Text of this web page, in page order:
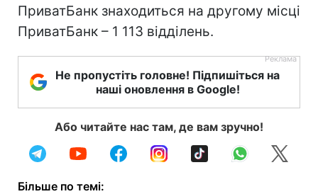
ПриватБанк знаходиться на другому місці
ПриватБанк – 1 113 відділень.
Не пропустіть головне! Підпишіться на
наші оновлення в Google!
Або читайте нас там, де вам зручно!
Більше по темі: